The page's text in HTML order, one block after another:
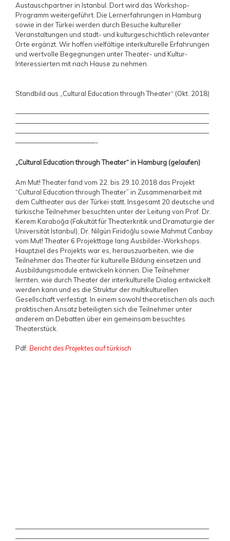
Austauschpartner in Istanbul. Dort wird das Workshop-
Programm weitergeführt. Die Lernerfahrungen in Hamburg
sowie in der Türkei werden durch Besuche kultureller
Veranstaltungen und stadt- und kulturgeschichtlich relevanter
Orte ergänzt. Wir hoffen vielfältige interkulturelle Erfahrungen
und wertvolle Begegnungen unter Theater- und Kultur-
Interessierten mit nach Hause zu nehmen.
Standbild aus „Cultural Education through Theater“ (Okt. 2018)
—————————————————————————————
—————————————————————————————
—————————————————————————————
————————————-
„Cultural Education through Theater“ in Hamburg (gelaufen)
Am Mut! Theater fand vom 22. bis 29.10.2018 das Projekt
“Cultural Education through Theater” in Zusammenarbeit mit
dem Cultheater aus der Türkei statt. Insgesamt 20 deutsche und
türkische Teilnehmer besuchten unter der Leitung von Prof. Dr.
Kerem Karaboğa (Fakultät für Theaterkritik und Dramaturgie der
Universität Istanbul), Dr. Nilgün Firidoğlu sowie Mahmut Canbay
vom Mut! Theater 6 Projekttage lang Ausbilder-Workshops.
Hauptziel des Projekts war es, herauszuarbeiten, wie die
Teilnehmer das Theater für kulturelle Bildung einsetzen und
Ausbildungsmodule entwickeln können. Die Teilnehmer
lernten, wie durch Theater der interkulturelle Dialog entwickelt
werden kann und es die Struktur der multikulturellen
Gesellschaft verfestigt. In einem sowohl theoretischen als auch
praktischen Ansatz beteiligten sich die Teilnehmer unter
anderem an Debatten über ein gemeinsam besuchtes
Theaterstück.
Pdf: Bericht des Projektes auf türkisch
—————————————————————————————
—————————————————————————————